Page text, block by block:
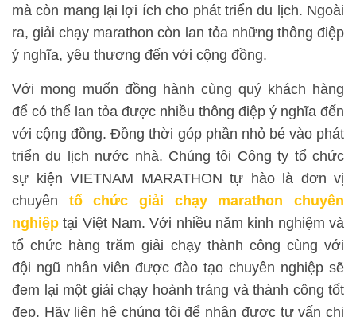
mà còn mang lại lợi ích cho phát triển du lịch. Ngoài
ra, giải chạy marathon còn lan tỏa những thông điệp
ý nghĩa, yêu thương đến với cộng đồng.
Với mong muốn đồng hành cùng quý khách hàng
để có thể lan tỏa được nhiều thông điệp ý nghĩa đến
với cộng đồng. Đồng thời góp phần nhỏ bé vào phát
triển du lịch nước nhà. Chúng tôi Công ty tổ chức
sự kiện VIETNAM MARATHON tự hào là đơn vị
chuyên tổ chức giải chạy marathon chuyên
nghiệp tại Việt Nam. Với nhiều năm kinh nghiệm và
tổ chức hàng trăm giải chạy thành công cùng với
đội ngũ nhân viên được đào tạo chuyên nghiệp sẽ
đem lại một giải chạy hoành tráng và thành công tốt
đẹp. Hãy liên hệ chúng tôi để nhận được tư vấn chi